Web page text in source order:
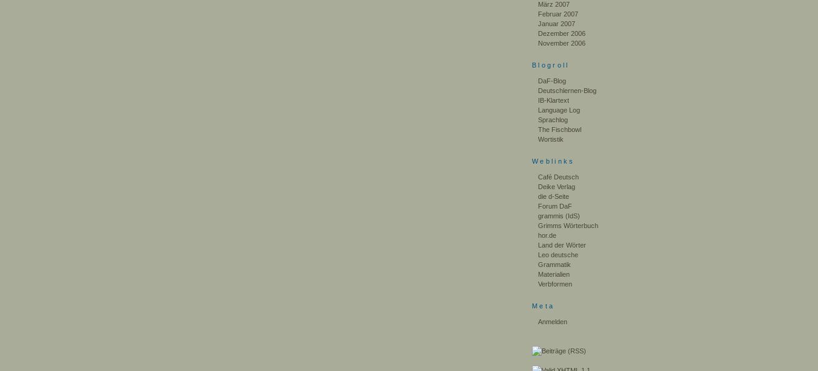
März 2007
Februar 2007
Januar 2007
Dezember 2006
November 2006
Blogroll
DaF-Blog
Deutschlernen-Blog
IB-Klartext
Language Log
Sprachlog
The Fischbowl
Wortistik
Weblinks
Café Deutsch
Deike Verlag
die d-Seite
Forum DaF
grammis (IdS)
Grimms Wörterbuch
hor.de
Land der Wörter
Leo deutsche
Grammatik
Materialien
Verbformen
Meta
Anmelden